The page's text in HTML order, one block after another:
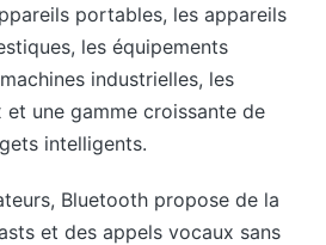
portables, les appareils
les équipements
industrielles, les
une gamme croissante de
intelligents.
Bluetooth propose de la
et des appels vocaux sans